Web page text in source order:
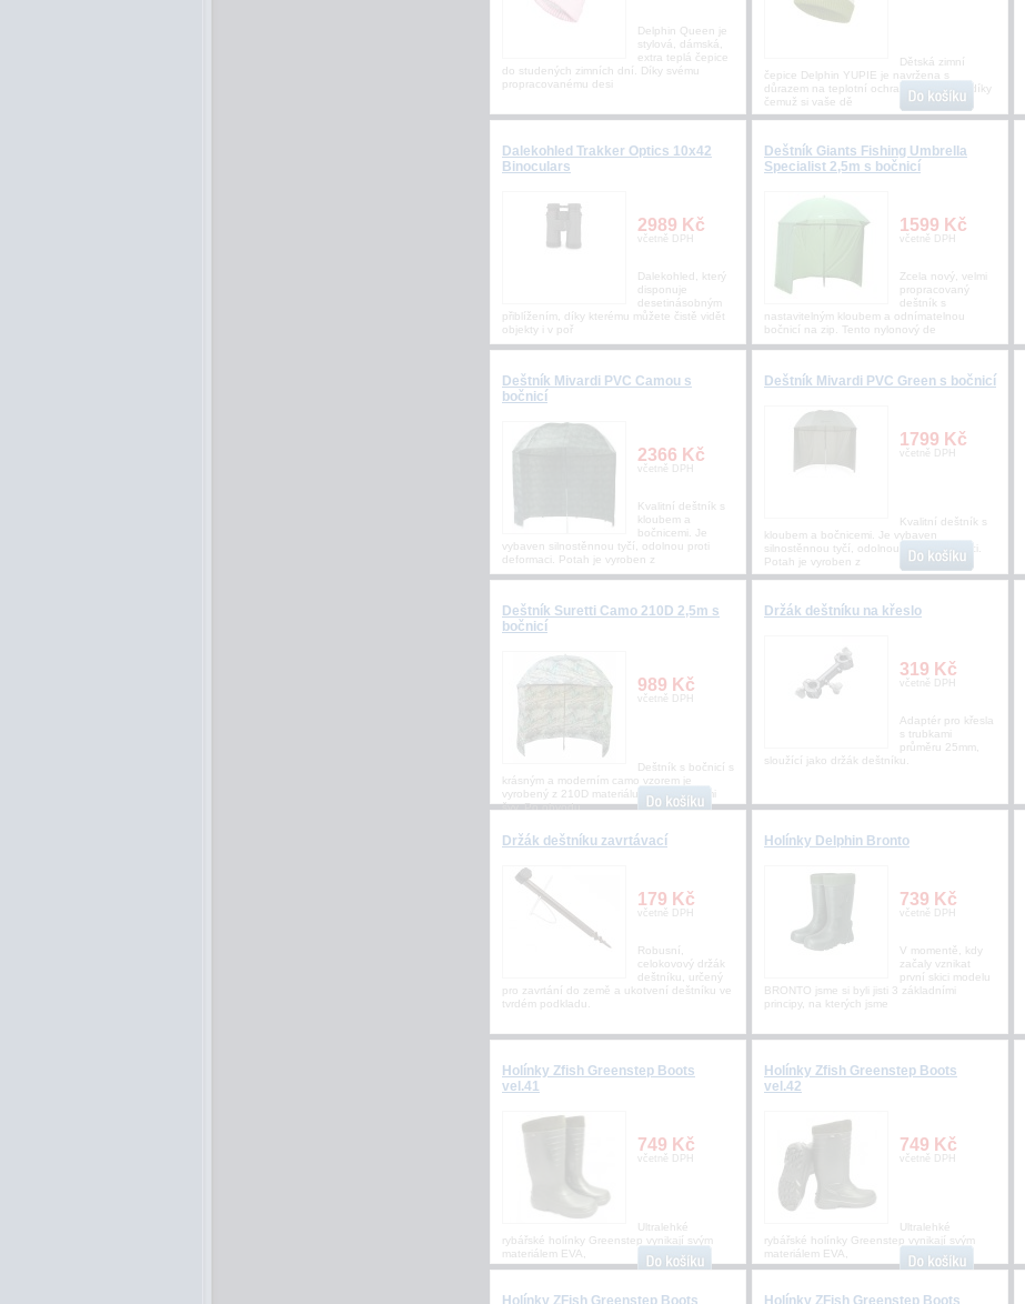
Delphin Queen je
stylová, dámská,
extra teplá čepice
do studených zimních dní. Díky svému
propracovanému desi
Dětská zimní
čepice Delphin YUPIE je navržena s
důrazem na teplotní ochranu a komfort, díky
čemuž si vaše dě
Dalekohled Trakker Optics 10x42
Binoculars
2989 Kč
včetně DPH
Dalekohled, který
disponuje
desetinásobným
přiblížením, díky kterému můžete čistě vidět
objekty i v poř
Deštník Giants Fishing Umbrella
Specialist 2,5m s bočnicí
1599 Kč
včetně DPH
Zcela nový, velmi
propracovaný
deštník s
nastavitelným kloubem a odnímatelnou
bočnicí na zip. Tento nylonový de
Deštník Mivardi PVC Camou s
bočnicí
2366 Kč
včetně DPH
Kvalitní deštník s
kloubem a
bočnicemi. Je
vybaven silnostěnnou tyčí, odolnou proti
deformaci. Potah je vyroben z
Deštník Mivardi PVC Green s bočnicí
1799 Kč
včetně DPH
Kvalitní deštník s
kloubem a bočnicemi. Je vybaven
silnostěnnou tyčí, odolnou proti deformaci.
Potah je vyroben z
Deštník Suretti Camo 210D 2,5m s
bočnicí
989 Kč
včetně DPH
Deštník s bočnicí s
krásným a moderním camo vzorem je
vyrobený z 210D materiálu s podlepenými
švy. Po obvodu
Držák deštníku na křeslo
319 Kč
včetně DPH
Adaptér pro křesla
s trubkami
průměru 25mm,
sloužící jako držák deštníku.
Držák deštníku zavrtávací
179 Kč
včetně DPH
Robusní,
celokovový držák
deštníku, určený
pro zavrtání do země a ukotvení deštníku ve
tvrdém podkladu.
Holínky Delphin Bronto
739 Kč
včetně DPH
V momentě, kdy
začaly vznikat
první skici modelu
BRONTO jsme si byli jisti 3 základními
principy, na kterých jsme
Holínky Zfish Greenstep Boots
vel.41
749 Kč
včetně DPH
Ultralehké
rybářské holínky Greenstep vynikají svým
materiálem EVA,
Holínky Zfish Greenstep Boots
vel.42
749 Kč
včetně DPH
Ultralehké
rybářské holínky Greenstep vynikají svým
materiálem EVA,
Holínky ZFish Greenstep Boots Holínky ZFish Greenstep Boots